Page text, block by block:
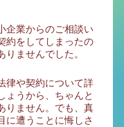
企業からのご相談い
約をしてしまったの
ませんでした。
律や契約について詳
ょうから、ちゃんと
りません。でも、真
に遭うことに悔しさ